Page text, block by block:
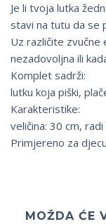
Je li tvoja lutka
stavi na tutu da se
Uz različite zvučne
nezadovoljna ili
Komplet sadrži:
lutku koja piški,
Karakteristike:
veličina: 30 cm,
Primjereno za
MOŽDA ĆE